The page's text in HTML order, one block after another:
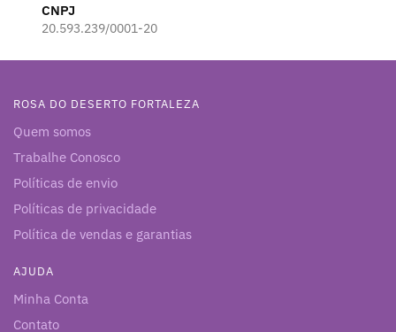
CNPJ
20.593.239/0001-20
ROSA DO DESERTO FORTALEZA
Quem somos
Trabalhe Conosco
Políticas de envio
Políticas de privacidade
Política de vendas e garantias
AJUDA
Minha Conta
Contato